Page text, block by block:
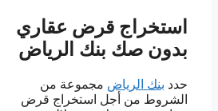
استخراج قرض عقاري
بدون صك بنك الرياض
حدد بنك الرياض مجموعة من
الشروط من أجل استخراج قرض